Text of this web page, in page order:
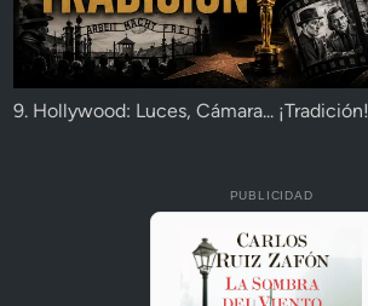
9. Hollywood: Luces, Cámara... ¡Tradición!
PUBLICIDAD